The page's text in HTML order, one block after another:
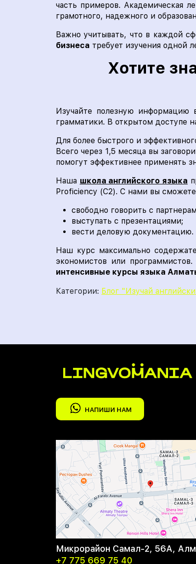
часть примеров. Академическая
грамотного, надежного и
Важно учитывать, что в каждой
бизнеса требует изучения одной
Хотите
Изучайте полезную информацию
грамматики. В открытом доступе
Для более быстрого и
Всего через 1,5 месяца вы
помогут эффективнее применять
Наша школа английского языка
Proficiency (C2). С нами вы
свободно говорить с
выступать с презентациями;
вести деловую документацию.
Наш курс максимально
экономистов или
интенсивные курсы языка
Категории: Блог "Изучай
НАПИШИ НАМ
Микрорайон Самал-2, 56А,
+7 775 669 75 40